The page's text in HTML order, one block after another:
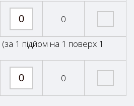
0
1 підйом на 1 поверх 1
0